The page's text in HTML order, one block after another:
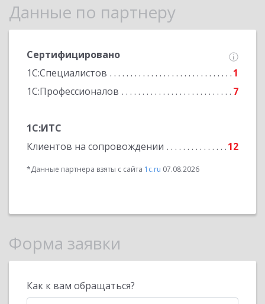
Данные по партнеру
Сертифицировано
1С:Специалистов
1
1С:Профессионалов
7
1С:ИТС
Клиентов на сопровождении
12
*Данные партнера взяты с сайта 1c.ru 07.08.2026
Форма заявки
Как к вам обращаться?